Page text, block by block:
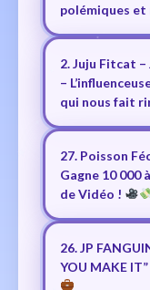
polémiques et
2. Juju Fitcat –
–
qui nous fait
27. Poisson
Gagne 10 000
de Vidéo !
26. JP
YOU MAKE